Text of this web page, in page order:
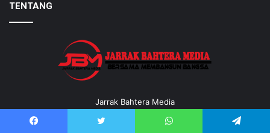
TENTANG
Jarrak Bahtera Media